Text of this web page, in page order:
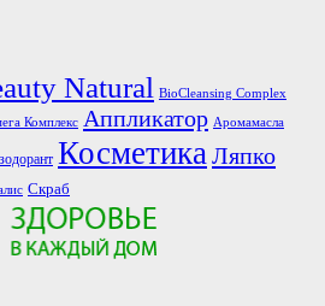
Natural BioCleansing Complex
Комплекс Аппликатор Аромамасла
Косметика Ляпко
Скраб